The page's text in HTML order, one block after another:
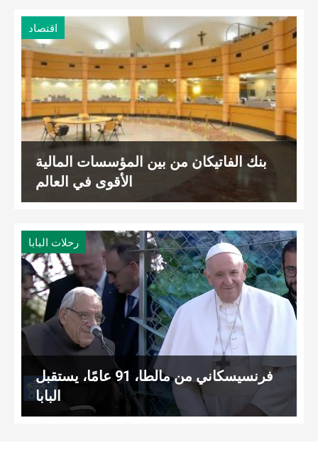
اقتصاد
بنك الفاتيكان من بين المؤسسات المالية
الأقوى في العالم
رحلات البابا
فرنسيسكاني من مالطا، 91 عامًا، يستقبل
البابا